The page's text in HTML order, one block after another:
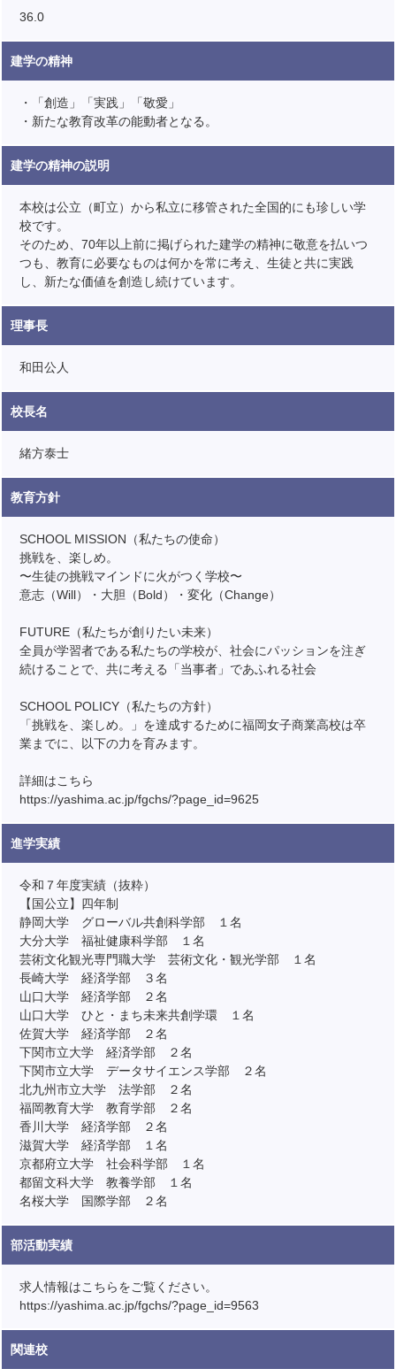
36.0
建学の精神
・「創造」「実践」「敬愛」
・新たな教育改革の能動者となる。
建学の精神の説明
本校は公立（町立）から私立に移管された全国的にも珍しい学
校です。
そのため、70年以上前に掲げられた建学の精神に敬意を払いつ
つも、教育に必要なものは何かを常に考え、生徒と共に実践
し、新たな価値を創造し続けています。
理事長
和田公人
校長名
緒方泰士
教育方針
SCHOOL MISSION（私たちの使命）
挑戦を、楽しめ。
〜生徒の挑戦マインドに火がつく学校〜
意志（Will）・大胆（Bold）・変化（Change）
FUTURE（私たちが創りたい未来）
全員が学習者である私たちの学校が、社会にパッションを注ぎ
続けることで、共に考える「当事者」であふれる社会
SCHOOL POLICY（私たちの方針）
「挑戦を、楽しめ。」を達成するために福岡女子商業高校は卒
業までに、以下の力を育みます。
詳細はこちら
https://yashima.ac.jp/fgchs/?page_id=9625
進学実績
令和７年度実績（抜粋）
【国公立】四年制
静岡大学 グローバル共創科学部 １名
大分大学 福祉健康科学部 １名
芸術文化観光専門職大学 芸術文化・観光学部 １名
長崎大学 経済学部 ３名
山口大学 経済学部 ２名
山口大学 ひと・まち未来共創学環 １名
佐賀大学 経済学部 ２名
下関市立大学 経済学部 ２名
下関市立大学 データサイエンス学部 ２名
北九州市立大学 法学部 ２名
福岡教育大学 教育学部 ２名
香川大学 経済学部 ２名
滋賀大学 経済学部 １名
京都府立大学 社会科学部 １名
都留文科大学 教養学部 １名
名桜大学 国際学部 ２名
部活動実績
求人情報はこちらをご覧ください。
https://yashima.ac.jp/fgchs/?page_id=9563
関連校